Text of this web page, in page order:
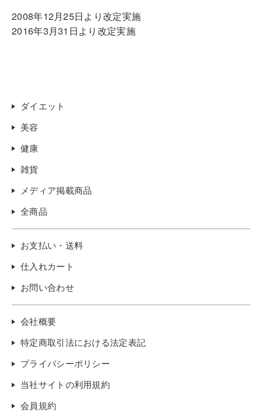
2008年12月25日より改定実施
2016年3月31日より改定実施
ダイエット
美容
健康
雑貨
メディア掲載商品
全商品
お支払い・送料
仕入れカート
お問い合わせ
会社概要
特定商取引法における法定表記
プライバシーポリシー
当社サイトの利用規約
会員規約